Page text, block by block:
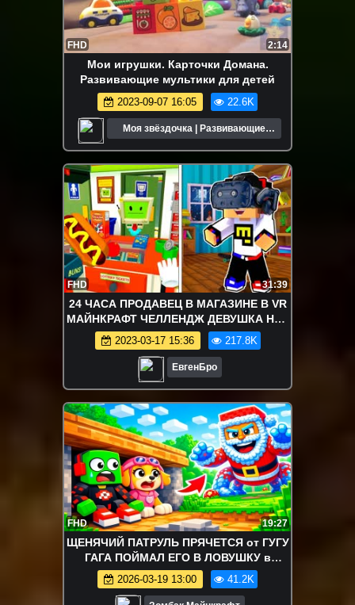
FHD 2:14
Мои игрушки. Карточки Домана.
Развивающие мультики для детей
2023-09-07 16:05 22.6K
Моя звёздочка | Развивающие
FHD 31:39
24 ЧАСА ПРОДАВЕЦ В МАГАЗИНЕ В VR
МАЙНКРАФТ ЧЕЛЛЕНДЖ ДЕВУШКА НУБ
И ПРО ВИДЕО ТРОЛЛИНГ MINECRAFT
2023-03-17 15:36 217.8K
ЕвгенБро
FHD 19:27
ЩЕНЯЧИЙ ПАТРУЛЬ ПРЯЧЕТСЯ от ГУГУ
ГАГА ПОЙМАЛ ЕГО В ЛОВУШКУ в
МАЙНКРАФТ
2026-03-19 13:00 41.2K